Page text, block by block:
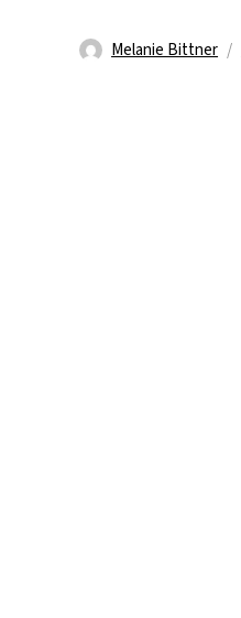
Autor
Melanie Bittner